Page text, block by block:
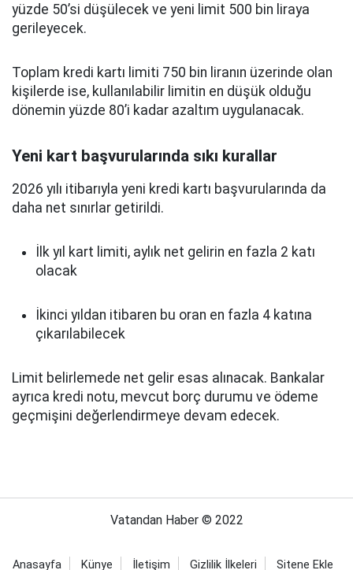
yüzde 50’si düşülecek ve yeni limit 500 bin liraya
gerileyecek.
Toplam kredi kartı limiti 750 bin liranın üzerinde olan
kişilerde ise, kullanılabilir limitin en düşük olduğu
dönemin yüzde 80’i kadar azaltım uygulanacak.
Yeni kart başvurularında sıkı kurallar
2026 yılı itibarıyla yeni kredi kartı başvurularında da
daha net sınırlar getirildi.
İlk yıl kart limiti, aylık net gelirin en fazla 2 katı
olacak
İkinci yıldan itibaren bu oran en fazla 4 katına
çıkarılabilecek
Limit belirlemede net gelir esas alınacak. Bankalar
ayrıca kredi notu, mevcut borç durumu ve ödeme
geçmişini değerlendirmeye devam edecek.
Vatandan Haber © 2022
Anasayfa Künye İletişim Gizlilik İlkeleri Sitene Ekle